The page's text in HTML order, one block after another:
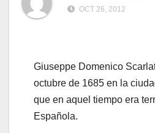
OCT 26, 2012
Giuseppe Domenico
octubre de 1685 en la
que en aquel tiempo era
Española.